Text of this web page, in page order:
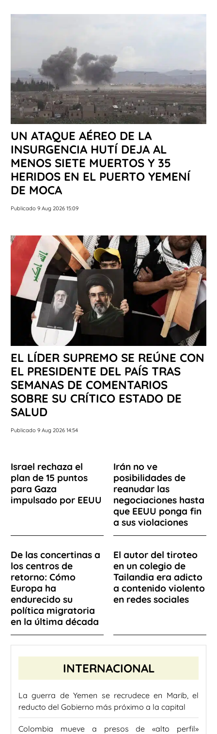
UN ATAQUE AÉREO DE LA
INSURGENCIA HUTÍ DEJA AL
MENOS SIETE MUERTOS Y 35
HERIDOS EN EL PUERTO YEMENÍ
DE MOCA
Publicado 9 Aug 2026 15:09
EL LÍDER SUPREMO SE REÚNE CON
EL PRESIDENTE DEL PAÍS TRAS
SEMANAS DE COMENTARIOS
SOBRE SU CRÍTICO ESTADO DE
SALUD
Publicado 9 Aug 2026 14:54
Israel rechaza el
plan de 15 puntos
para Gaza
impulsado por EEUU
Irán no ve
posibilidades de
reanudar las
negociaciones hasta
que EEUU ponga fin
a sus violaciones
De las concertinas a
los centros de
retorno: Cómo
Europa ha
endurecido su
política migratoria
en la última década
El autor del tiroteo
en un colegio de
Tailandia era adicto
a contenido violento
en redes sociales
INTERNACIONAL
La guerra de Yemen se recrudece en Marib, el
reducto del Gobierno más próximo a la capital
Colombia mueve a presos de «alto perfil»